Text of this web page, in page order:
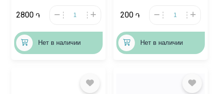
2800 ֏
Нет в наличии
200 ֏
Нет в наличии